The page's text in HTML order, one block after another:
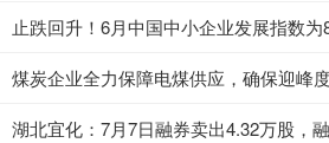
止跌回升！6月中国中小企业发展指数为
煤炭企业全力保障电煤供应，确保迎峰
湖北宜化：7月7日融券卖出4.32万股，